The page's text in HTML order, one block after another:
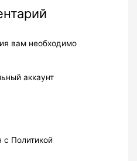
вам необходимо
аккаунт
с Политикой